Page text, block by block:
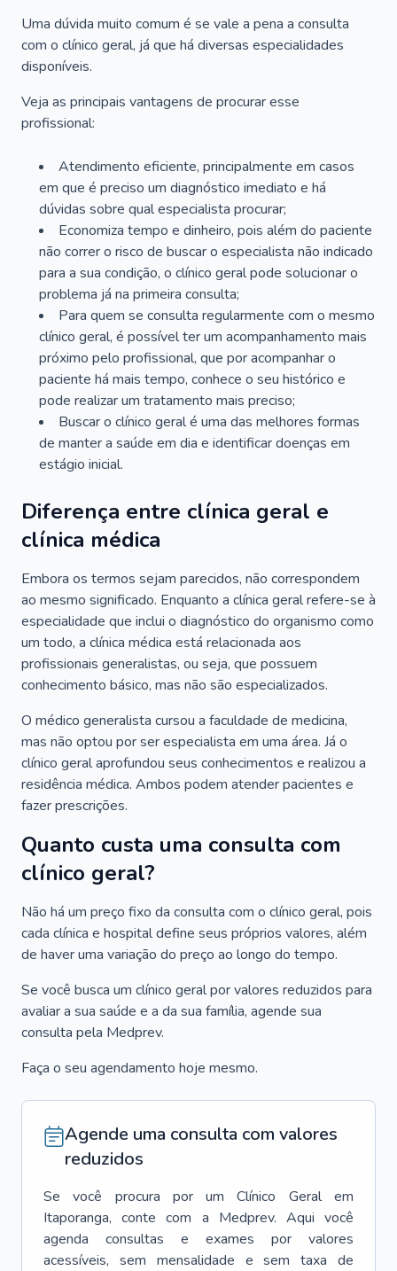
Uma dúvida muito comum é se vale a pena a consulta
com o clínico geral, já que há diversas especialidades
disponíveis.
Veja as principais vantagens de procurar esse
profissional:
Atendimento eficiente, principalmente em casos
em que é preciso um diagnóstico imediato e há
dúvidas sobre qual especialista procurar;
Economiza tempo e dinheiro, pois além do paciente
não correr o risco de buscar o especialista não indicado
para a sua condição, o clínico geral pode solucionar o
problema já na primeira consulta;
Para quem se consulta regularmente com o mesmo
clínico geral, é possível ter um acompanhamento mais
próximo pelo profissional, que por acompanhar o
paciente há mais tempo, conhece o seu histórico e
pode realizar um tratamento mais preciso;
Buscar o clínico geral é uma das melhores formas
de manter a saúde em dia e identificar doenças em
estágio inicial.
Diferença entre clínica geral e
clínica médica
Embora os termos sejam parecidos, não correspondem
ao mesmo significado. Enquanto a clínica geral refere-se à
especialidade que inclui o diagnóstico do organismo como
um todo, a clínica médica está relacionada aos
profissionais generalistas, ou seja, que possuem
conhecimento básico, mas não são especializados.
O médico generalista cursou a faculdade de medicina,
mas não optou por ser especialista em uma área. Já o
clínico geral aprofundou seus conhecimentos e realizou a
residência médica. Ambos podem atender pacientes e
fazer prescrições.
Quanto custa uma consulta com
clínico geral?
Não há um preço fixo da consulta com o clínico geral, pois
cada clínica e hospital define seus próprios valores, além
de haver uma variação do preço ao longo do tempo.
Se você busca um clínico geral por valores reduzidos para
avaliar a sua saúde e a da sua família, agende sua
consulta pela Medprev.
Faça o seu agendamento hoje mesmo.
Agende uma consulta com valores
reduzidos
Se você procura por um Clínico Geral
em
Itaporanga, conte com a Medprev. Aqui você
agenda consultas e exames por valores
acessíveis, sem mensalidade e sem taxa de